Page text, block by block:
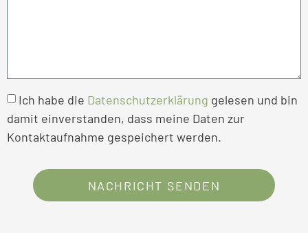
Ich habe die Datenschutzerklärung gelesen und bin
damit einverstanden, dass meine Daten zur
Kontaktaufnahme gespeichert werden.
NACHRICHT SENDEN